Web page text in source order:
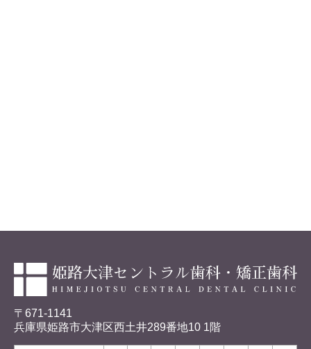
〒671-1141
兵庫県姫路市大津区西土井289番地10 1階